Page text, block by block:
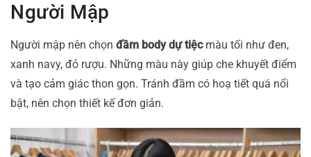
Người Mập
Người mập nên chọn đầm body dự tiệcmàu tối như đen,
xanh navy, đỏ rượu. Những màu này giúp che khuyết điểm
và tạo cảm giác thon gọn. Tránh đầm có hoạ tiết quá nổi
bật, nên chọn thiết kế đơn giản.